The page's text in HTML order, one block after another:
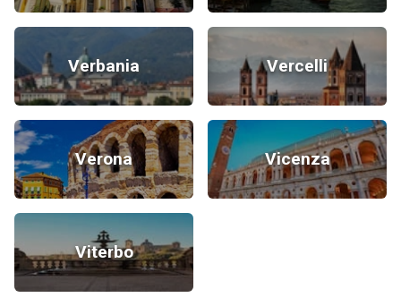
Verbania Vercelli
Verona Vicenza
Viterbo